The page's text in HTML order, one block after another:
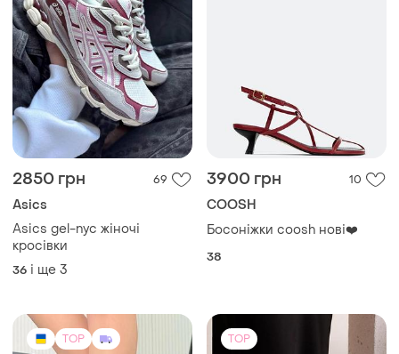
2850 грн 69
Asics
Asics gel-nyc жіночі
кросівки
36 і ще 3
COOSH
Босоніжки coosh нові❤️
TOP TOP